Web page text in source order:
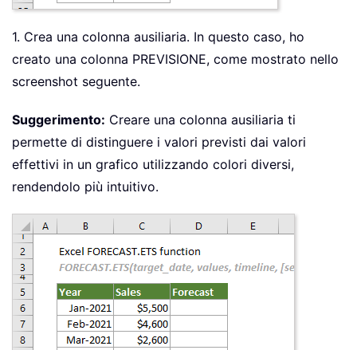
1. Crea una colonna ausiliaria. In questo caso, ho
creato una colonna PREVISIONE, come mostrato nello
screenshot seguente.
Suggerimento: Creare una colonna ausiliaria ti
permette di distinguere i valori previsti dai valori
effettivi in un grafico utilizzando colori diversi,
rendendolo più intuitivo.